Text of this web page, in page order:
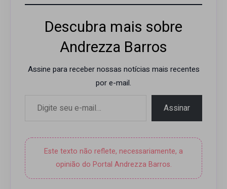
Descubra mais sobre
Andrezza Barros
Assine para receber nossas notícias mais recentes
por e-mail.
Assinar
Este texto não reflete, necessariamente, a
opinião do Portal Andrezza Barros.